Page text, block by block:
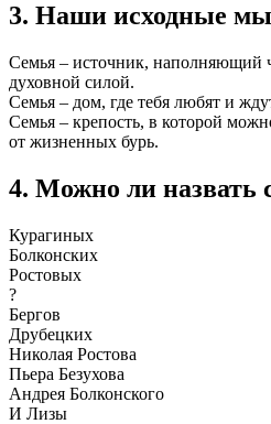
3. Наши исходные
Семья – источник, наполняющий
духовной силой.
Семья – дом, где тебя любят и
Семья – крепость, в которой
от жизненных бурь.
4. Можно ли назвать
Курагиных
Болконских
Ростовых
?
Бергов
Друбецких
Николая Ростова
Пьера Безухова
Андрея Болконского
И Лизы